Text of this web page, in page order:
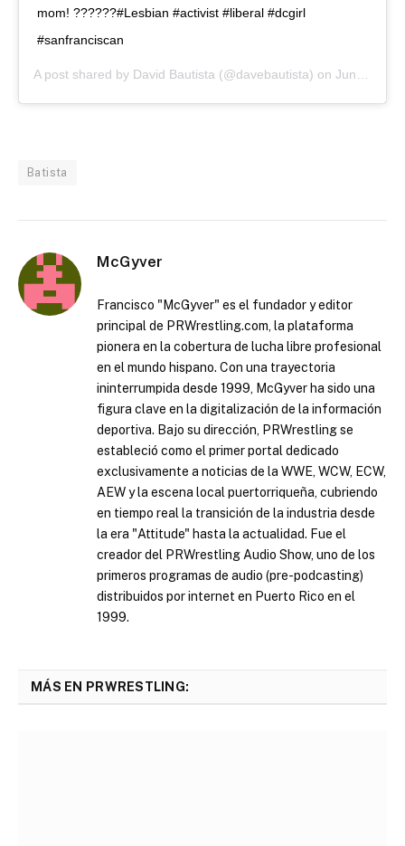
mom! ??????#Lesbian #activist #liberal #dcgirl
#sanfranciscan
A post shared by David Bautista (@davebautista) on Jun 13, 2019 at 7:01pm PDT
Batista
McGyver
Francisco "McGyver" es el fundador y editor
principal de PRWrestling.com, la plataforma
pionera en la cobertura de lucha libre profesional
en el mundo hispano. Con una trayectoria
ininterrumpida desde 1999, McGyver ha sido una
figura clave en la digitalización de la información
deportiva. Bajo su dirección, PRWrestling se
estableció como el primer portal dedicado
exclusivamente a noticias de la WWE, WCW, ECW,
AEW y la escena local puertorriqueña, cubriendo
en tiempo real la transición de la industria desde
la era "Attitude" hasta la actualidad. Fue el
creador del PRWrestling Audio Show, uno de los
primeros programas de audio (pre-podcasting)
distribuidos por internet en Puerto Rico en el
1999.
MÁS EN PRWRESTLING: